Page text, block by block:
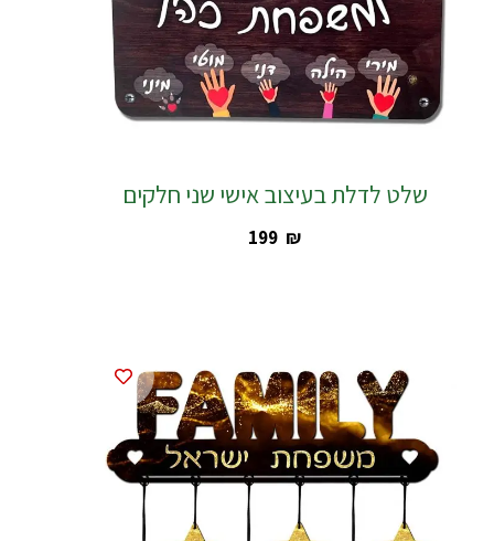
שלט לדלת בעיצוב אישי שני חלקים
‎199 ₪